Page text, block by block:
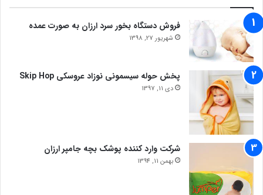
فروش دستگاه بخور سرد ارزان به صورت عمده
شهریور 27, 1398
پخش حوله سیسمونی نوزاد عروسکی Skip Hop
دی 11, 1397
شرکت وارد کننده پوشک بچه جامپر ارزان
بهمن 11, 1394